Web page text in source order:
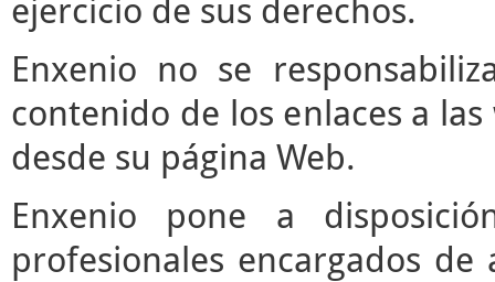
ejercicio de sus derechos.
Enxenio no se
contenido de los enlaces a
desde su página Web.
Enxenio pone a
profesionales encargados